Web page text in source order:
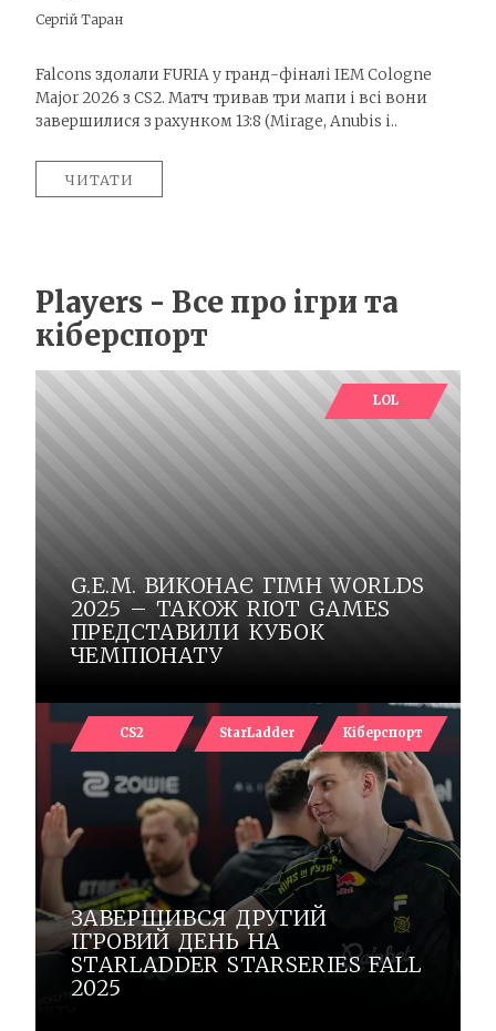
Сергій Таран
Falcons здолали FURIA у гранд-фіналі IEM Cologne
Major 2026 з CS2. Матч тривав три мапи і всі вони
завершилися з рахунком 13:8 (Mirage, Anubis і..
ЧИТАТИ
Players - Все про ігри та
кіберспорт
LOL
G.E.M. ВИКОНАЄ ГІМН WORLDS
2025 – ТАКОЖ RIOT GAMES
ПРЕДСТАВИЛИ КУБОК
ЧЕМПІОНАТУ
CS2 StarLadder Кіберспорт
ЗАВЕРШИВСЯ ДРУГИЙ
ІГРОВИЙ ДЕНЬ НА
STARLADDER STARSERIES FALL
2025